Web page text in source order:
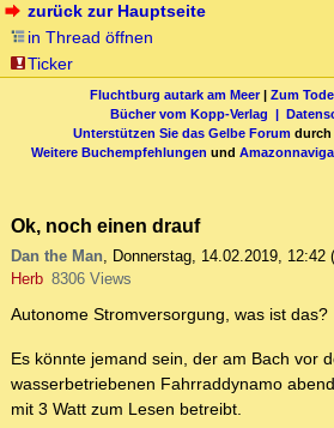
zurück zur Hauptseite
in Thread öffnen
Ticker
Fluchtburg autark am Meer| Zum
Bücher vom Kopp-Verlag |
Unterstützen Sie das Gelbe Forum durch
Weitere Buchempfehlungen und
Ok, noch einen drauf
Dan the Man, Donnerstag, 14.02.2019, 12:42
Herb 8306 Views
Autonome Stromversorgung, was ist das?
Es könnte jemand sein, der am Bach vor
wasserbetriebenen Fahrraddynamo
mit 3 Watt zum Lesen betreibt.